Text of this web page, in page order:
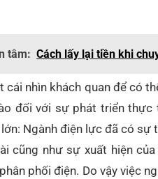
tâm: Cách lấy lại tiền khi
cái nhìn khách quan để có
đối với sự phát triển thực
Ngành điện lực đã có sự
cũng như sự xuất hiện
phối điện. Do vậy việc